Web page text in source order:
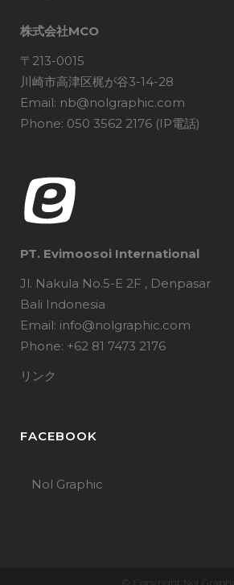
株式会社MCO
〒213-0015
川崎市高津区梶が谷3-14-28
Email: nb@nolgraphic.com
Phone: 050 3562 2176 (IP電話)
PT. Evimoosoi International
Jl. Nakula No.5-E 2F , Denpasar
Bali Indonesia
Email: info@nolgraphic.com
Phone: +62 81 7473 2176
リンク
FACEBOOK
Nol Graphic
© Copyright Nol Graphic